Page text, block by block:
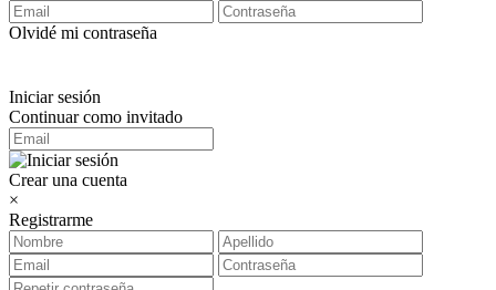
Olvidé mi contraseña
Iniciar sesión
Continuar como invitado
Crear una cuenta
×
Registrarme